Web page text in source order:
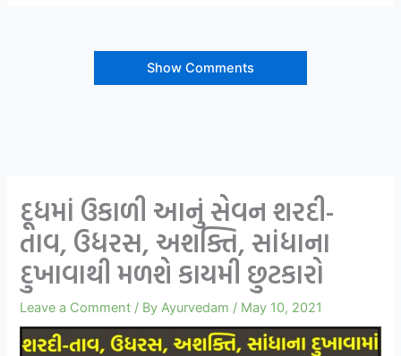
Show Comments
દૂધમાં ઉકાળી આનું સેવન શરદી-
તાવ, ઉધરસ, અશક્તિ, સાંધાના
દુખાવાથી મળશે કાયમી છુટકારો
Leave a Comment / ByAyurvedam / May 10, 2021